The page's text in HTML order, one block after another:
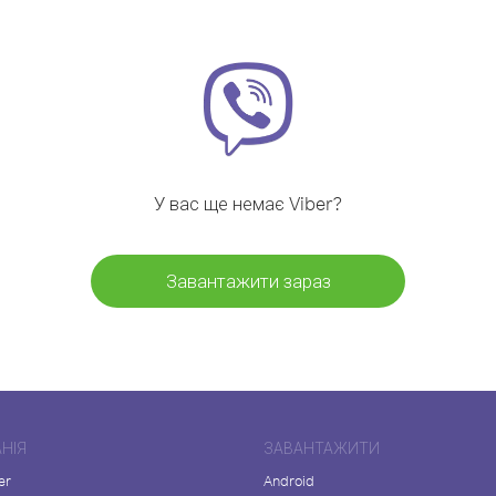
У вас ще немає Viber?
Завантажити зараз
ЗАВАНТАЖИТИ
Android